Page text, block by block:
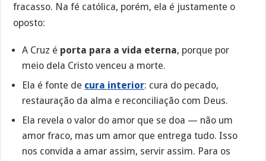
fracasso. Na fé católica, porém, ela é justamente o
oposto:
A Cruz é porta para a vida eterna, porque por
meio dela Cristo venceu a morte.
Ela é fonte de cura interior: cura do pecado,
restauração da alma e reconciliação com Deus.
Ela revela o valor do amor que se doa — não um
amor fraco, mas um amor que entrega tudo. Isso
nos convida a amar assim, servir assim. Para os